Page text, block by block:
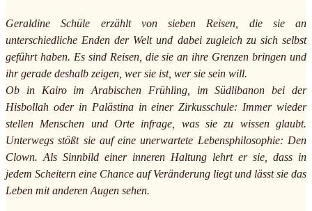
Geraldine Schüle erzählt von sieben Reisen, die sie an
unterschiedliche Enden der Welt und dabei zugleich zu sich selbst
geführt haben. Es sind Reisen, die sie an ihre Grenzen bringen und
ihr gerade deshalb zeigen, wer sie ist, wer sie sein will.
Ob in Kairo im Arabischen Frühling, im Südlibanon bei der
Hisbollah oder in Palästina in einer Zirkusschule: Immer wieder
stellen Menschen und Orte infrage, was sie zu wissen glaubt.
Unterwegs stößt sie auf eine unerwartete Lebensphilosophie: Den
Clown. Als Sinnbild einer inneren Haltung lehrt er sie, dass in
jedem Scheitern eine Chance auf Veränderung liegt und lässt sie das
Leben mit anderen Augen sehen.